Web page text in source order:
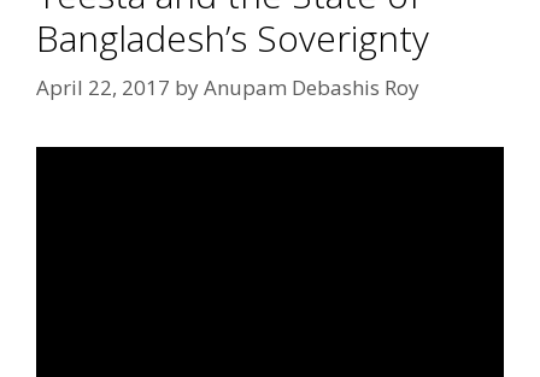
Bangladesh’s Soverignty
April 22, 2017 byAnupam Debashis Roy